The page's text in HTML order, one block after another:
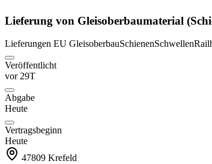
Lieferung von Gleisoberbaumaterial
Lieferungen EU GleisoberbauSchienenSchwellen
Veröffentlicht
vor 29T
Abgabe
Heute
Vertragsbeginn
Heute
47809 Krefeld